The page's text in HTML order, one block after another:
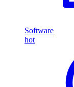
Software
hot